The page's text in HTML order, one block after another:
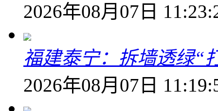
2026年08月07日
福建泰宁：拆墙透绿“
2026年08月07日